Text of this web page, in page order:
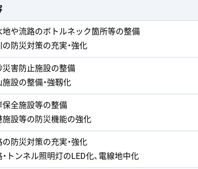
地や流路のボトルネック箇所等の整備
の防災対策の充実・強化
災害防止施設の整備
設の整備・強靱化
保全施設等の整備
施設等の防災機能の強化
の防災対策の充実・強化
トンネル照明灯のLED化、電線地中化